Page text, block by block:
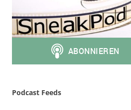
Podcast Feeds